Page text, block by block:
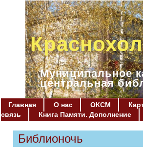
Муниципальное
центральная
Главная О нас ОКСМ
связь
Книга Памяти. Дополнение
Библионочь